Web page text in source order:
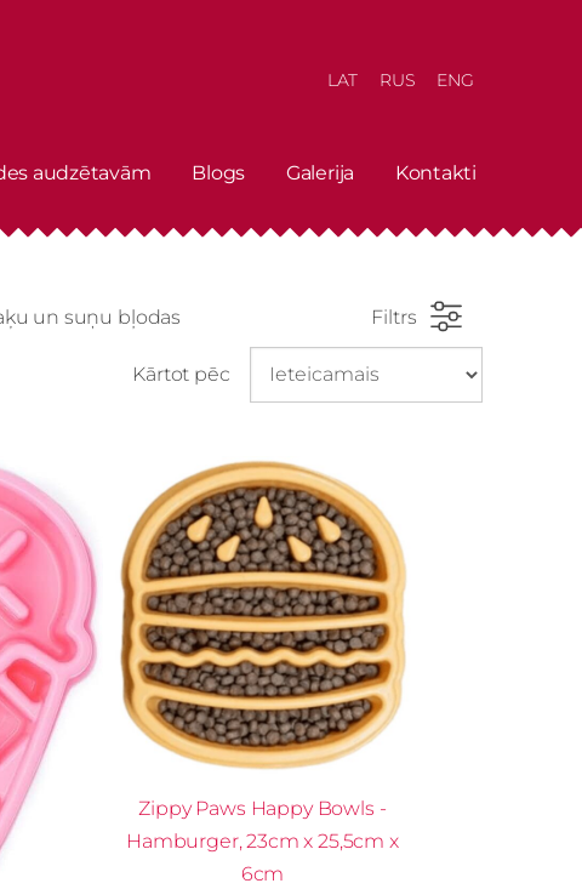
audzētavām Blogs Galerija Kontakti
LAT RUS ENG
un suņu bļodas Filtrs
Kārtot pēc
Zippy Paws Happy Bowls -
Hamburger, 23cm x 25,5cm x
6cm